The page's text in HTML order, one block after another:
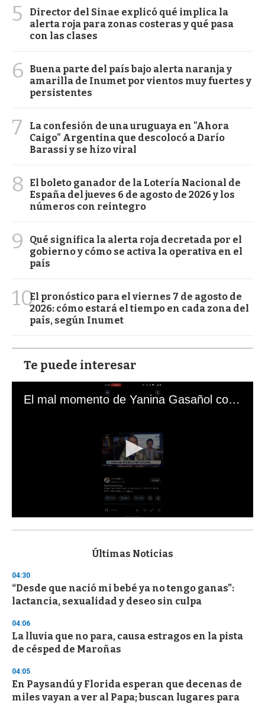
5
Director del Sinae explicó qué implica la
alerta roja para zonas costeras y qué pasa
con las clases
6
Buena parte del país bajo alerta naranja y
amarilla de Inumet por vientos muy fuertes y
persistentes
7
La confesión de una uruguaya en "Ahora
Caigo" Argentina que descolocó a Darío
Barassi y se hizo viral
8
El boleto ganador de la Lotería Nacional de
España del jueves 6 de agosto de 2026 y los
números con reintegro
9
Qué significa la alerta roja decretada por el
gobierno y cómo se activa la operativa en el
país
10El pronóstico para el viernes 7 de agosto de
2026: cómo estará el tiempo en cada zona del
país, según Inumet
Te puede interesar
El mal momento de Yanina Gasañol con un hincha argentino en "Subrayado"
s
d
s
o
f
3
s
e
c
n
d
Últimas Noticias
04:30
“Desde que nació mi bebé ya no tengo ganas”:
lactancia, sexualidad y deseo sin culpa
04:06
La lluvia que no para, causa estragos en la pista
de césped de Maroñas
04:05
En Paysandú y Florida esperan que decenas de
miles vayan a ver al Papa; buscan lugares para